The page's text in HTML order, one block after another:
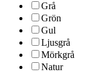
Grå
Grön
Gul
Ljusgrå
Mörkgrå
Natur